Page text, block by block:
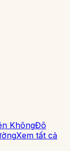
KhôngĐô
Xem tất cả